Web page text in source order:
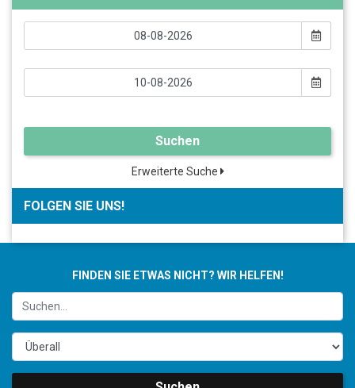
Suchen
Erweiterte Suche
FOLGEN SIE UNS!
FINDEN SIE ETWAS NICHT? WIR HELFEN!